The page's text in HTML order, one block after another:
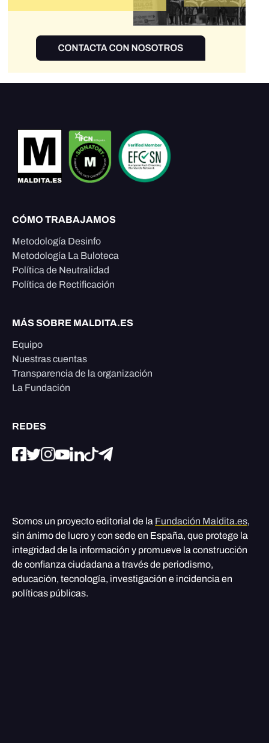
CÓMO TRABAJAMOS
Metodología Desinfo
Metodología La Buloteca
Política de Neutralidad
Política de Rectificación
MÁS SOBRE MALDITA.ES
Equipo
Nuestras cuentas
Transparencia de la organización
La Fundación
REDES
Somos un proyecto editorial de la Fundación Maldita.es,
sin ánimo de lucro y con sede en España, que protege la
integridad de la información y promueve la construcción
de confianza ciudadana a través de periodismo,
educación, tecnología, investigación e incidencia en
políticas públicas.